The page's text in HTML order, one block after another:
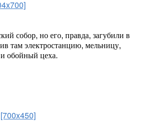
собор, но его, правда, загубили в
там электростанцию, мельницу,
обойный цеха.
[700x450]